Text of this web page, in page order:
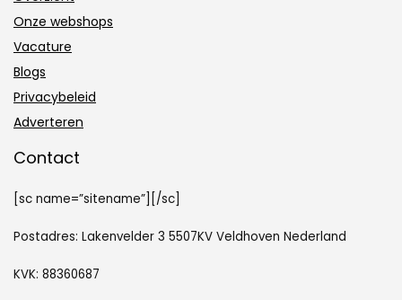
Onze webshops
Vacature
Blogs
Privacybeleid
Adverteren
Contact
[sc name=”sitename”][/sc]
Postadres: Lakenvelder 3 5507KV Veldhoven Nederland
KVK: 88360687